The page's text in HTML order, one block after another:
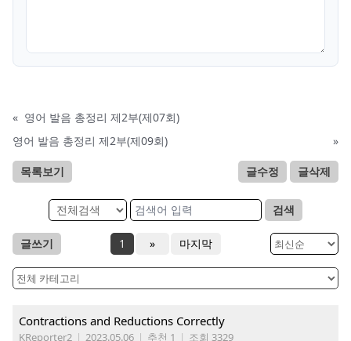
« 영어 발음 총정리 제2부(제07회)
영어 발음 총정리 제2부(제09회)
»
목록보기 글수정 글삭제
검색
글쓰기 1 » 마지막
Contractions and Reductions Correctly
KReporter2 | 2023.05.06 | 추천 1 | 조회 3329